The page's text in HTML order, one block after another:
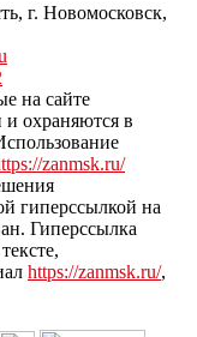
г. Новомосковск,
на сайте
охраняются в
zanmsk.ru/
гиперссылкой на
Гиперссылка
https://zanmsk.ru/,